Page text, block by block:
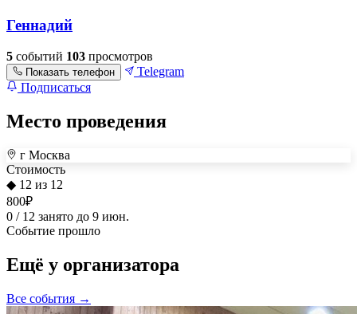
Геннадий
5 событий 103 просмотров
Показать телефон
Telegram
Подписаться
Место проведения
+
–
г Москва
Стоимость
◆ 12 из 12
800₽
0 / 12 занято до 9 июн.
Событие прошло
Ещё у организатора
Все события →